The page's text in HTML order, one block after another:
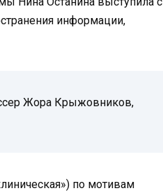
информации,
Жора Крыжовников,
по мотивам